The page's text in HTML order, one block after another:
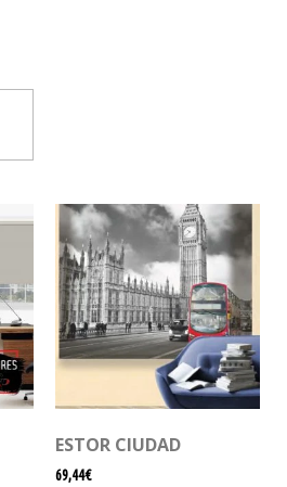
ESTOR CIUDAD
69,44€